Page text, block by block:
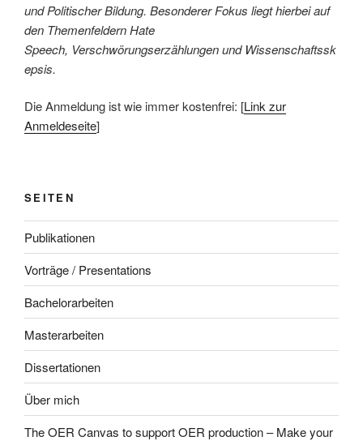
und Politischer Bildung. Besonderer Fokus liegt hierbei auf
den Themenfeldern Hate
Speech, Verschwörungserzählungen und Wissenschaftssk
epsis.
Die Anmeldung ist wie immer kostenfrei: [Link zur
Anmeldeseite]
SEITEN
Publikationen
Vorträge / Presentations
Bachelorarbeiten
Masterarbeiten
Dissertationen
Über mich
The OER Canvas to support OER production – Make your